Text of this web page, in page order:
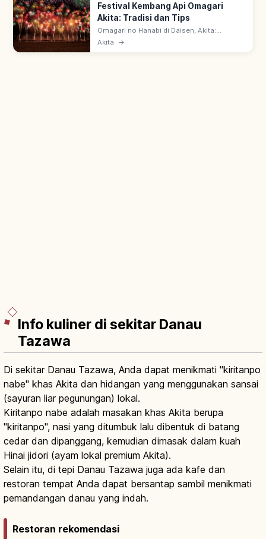
Festival Kembang Api Omagari
Akita: Tradisi dan Tips
Omagari no Hanabi di Daisen, Akita:
Kompetisi Kembang Api Nasional. Salah
Akita →
Info kuliner di sekitar Danau
Tazawa
Di sekitar Danau Tazawa, Anda dapat menikmati "kiritanpo
nabe" khas Akita dan hidangan yang menggunakan sansai
(sayuran liar pegunungan) lokal.
Kiritanpo nabe adalah masakan khas Akita berupa
"kiritanpo", nasi yang ditumbuk lalu dibentuk di batang
cedar dan dipanggang, kemudian dimasak dalam kuah
Hinai jidori (ayam lokal premium Akita).
Selain itu, di tepi Danau Tazawa juga ada kafe dan
restoran tempat Anda dapat bersantap sambil menikmati
pemandangan danau yang indah.
Restoran rekomendasi